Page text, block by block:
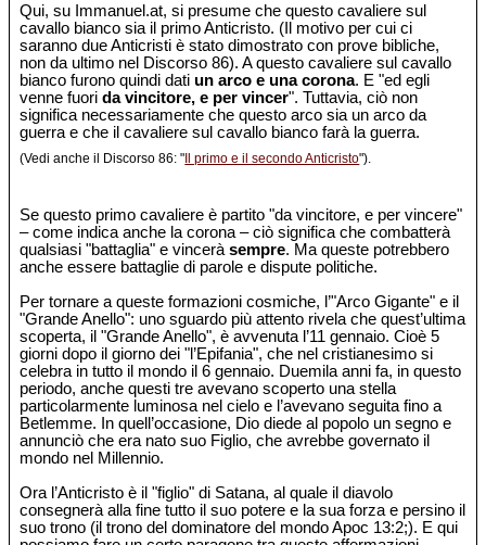
Qui, su Immanuel.at, si presume che questo cavaliere sul
cavallo bianco sia il primo Anticristo. (Il motivo per cui ci
saranno due Anticristi è stato dimostrato con prove bibliche,
non da ultimo nel Discorso 86). A questo cavaliere sul cavallo
bianco furono quindi dati un arco e una corona. E "ed egli
venne fuorida vincitore, e per vincer". Tuttavia, ciò non
significa necessariamente che questo arco sia un arco da
guerra e che il cavaliere sul cavallo bianco farà la guerra.
(Vedi anche il Discorso 86: " Il primo e il secondo Anticristo").
Se questo primo cavaliere è partito "da vincitore, e per vincere"
– come indica anche la corona – ciò significa che combatterà
qualsiasi "battaglia" e vinceràsempre. Ma queste potrebbero
anche essere battaglie di parole e dispute politiche.
Per tornare a queste formazioni cosmiche, l’"Arco Gigante" e il
"Grande Anello": uno sguardo più attento rivela che quest’ultima
scoperta, il "Grande Anello", è avvenuta l’11 gennaio. Cioè 5
giorni dopo il giorno dei "l’Epifania", che nel cristianesimo si
celebra in tutto il mondo il 6 gennaio. Duemila anni fa, in questo
periodo, anche questi tre avevano scoperto una stella
particolarmente luminosa nel cielo e l’avevano seguita fino a
Betlemme. In quell’occasione, Dio diede al popolo un segno e
annunciò che era nato suo Figlio, che avrebbe governato il
mondo nel Millennio.
Ora l’Anticristo è il "figlio" di Satana, al quale il diavolo
consegnerà alla fine tutto il suo potere e la sua forza e persino il
suo trono (il trono del dominatore del mondo Apoc 13:2;). E qui